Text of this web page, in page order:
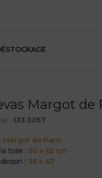
Margot de
: 133.3267
Margot de Paris
la toile :50 x 65 cm
: 36 x 47